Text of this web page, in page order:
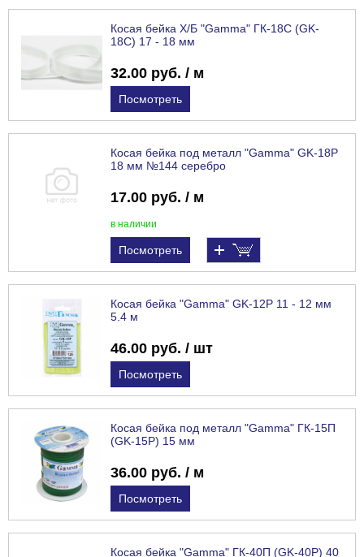
Косая бейка Х/Б "Gamma" ГК-18С (GK-
18C) 17 - 18 мм
32.00 руб. / м
Посмотреть
Косая бейка под металл "Gamma" GK-18P
18 мм №144 серебро
17.00 руб. / м
в наличии
Посмотреть
Косая бейка "Gamma" GK-12P 11 - 12 мм
5.4 м
46.00 руб. / шт
Посмотреть
Косая бейка под металл "Gamma" ГК-15П
(GK-15P) 15 мм
36.00 руб. / м
Посмотреть
Косая бейка "Gamma" ГК-40П (GK-40P) 40